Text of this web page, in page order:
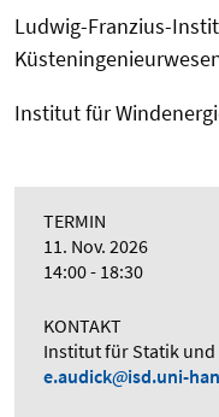
Ludwig-Franzius-
Institut für
TERMIN
11. Nov. 2026
14:00 - 18:30
KONTAKT
Institut für Statik und
e.audick
isd.uni-